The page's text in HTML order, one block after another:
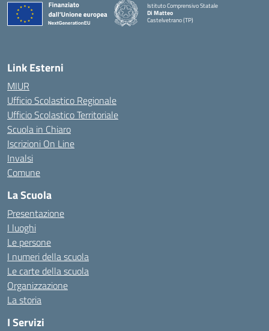
Istituto Comprensivo Statale
Di Matteo
Castelvetrano (TP)
Link Esterni
MIUR
Ufficio Scolastico Regionale
Ufficio Scolastico Territoriale
Scuola in Chiaro
Iscrizioni On Line
Invalsi
Comune
La Scuola
Presentazione
I luoghi
Le persone
I numeri della scuola
Le carte della scuola
Organizzazione
La storia
I Servizi